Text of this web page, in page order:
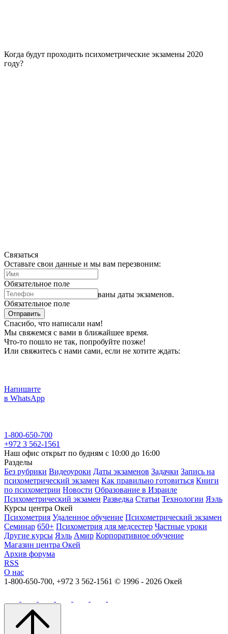
Когда будут проходить психометрические экзамены 2020
году?
Психотест 2013. Опубликованы даты экзаменов.
Связаться
Оставьте свои данные и мы вам перезвоним:
Обязательное поле
Обязательное поле
Отправить
Спасибо, что написали нам!
Мы свяжемся с вами в ближайшее время.
Что-то пошло не так, попробуйте позже!
Или свяжитесь с нами сами, если не хотите ждать:
Напишите
в WhatsApp
1-800-650-700
+972 3 562-1561
Наш офис открыт по будням с 10:00 до 16:00
Разделы
Без рубрики Видеоуроки Даты экзаменов Задачки Запись на
психометрический экзамен Как правильно готовиться Книги
по психометрии Новости Образование в Израиле
Психометрический экзамен Разведка Статьи Технологии Яэль
Курсы центра Окей
Психометрия Удаленное обучение Психометрический экзамен
Семинар 650+ Психометрия для медсестер Частные уроки
Другие курсы Яэль Амир Корпоративное обучение
Магазин центра Окей
Архив форума
RSS
О нас
1-800-650-700, +972 3 562-1561 © 1996 - 2026 Окей